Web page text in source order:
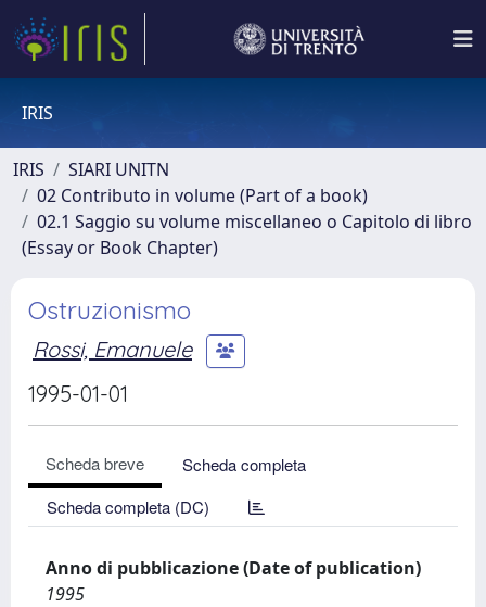
IRIS
IRIS
SIARI UNITN
02 Contributo in volume (Part of a book)
02.1 Saggio su volume miscellaneo o Capitolo di libro
(Essay or Book Chapter)
Ostruzionismo
Rossi, Emanuele
1995-01-01
Scheda breve
Scheda completa
Scheda completa (DC)
Anno di pubblicazione (Date of publication)
1995